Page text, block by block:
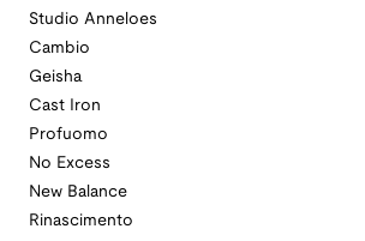
Studio Anneloes
Cambio
Geisha
Cast Iron
Profuomo
No Excess
New Balance
Rinascimento